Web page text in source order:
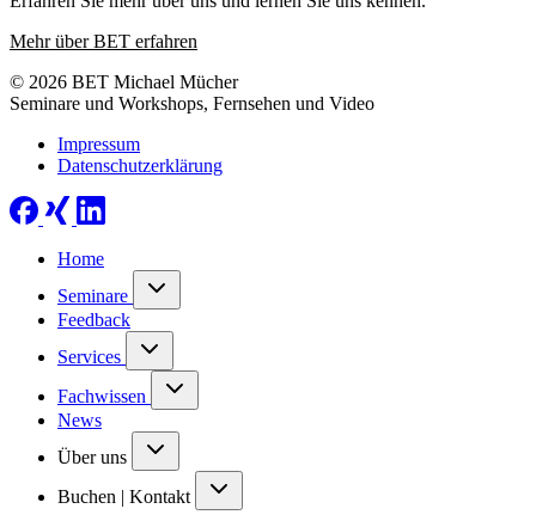
Mehr über BET erfahren
© 2026 BET Michael Mücher
Seminare und Workshops, Fernsehen und Video
Impressum
Datenschutzerklärung
Home
Seminare
Feedback
Services
Fachwissen
News
Über uns
Buchen | Kontakt